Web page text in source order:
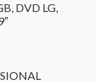
DVD LG,